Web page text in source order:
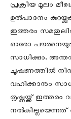
പ്രക്രിയ മൂലം
ഉൽപാദനം
ഇത്തരം
ഓരോ പൗരനെയും
സാധിക്കും.
ചൂഷണത്തിൽ
വഹിക്കാനും
തൃഷ്ണയ്ക്ക്